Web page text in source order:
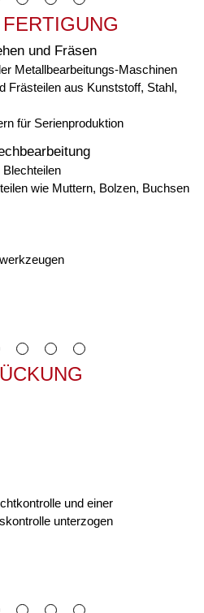
und Fräsen
Metallbearbeitungs-Maschinen
Frästeilen aus Kunststoff, Stahl,
für Serienproduktion
wie Muttern, Bolzen, Buchsen
und einer
unterzogen